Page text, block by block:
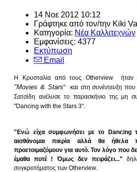
14 Νοε 2012 10:12
Γράφτηκε από τον/την Kiki
Κατηγορία: Νέα Καλλιτεχνών
Εμφανίσεις: 4377
Εκτύπωση
Email
Η Κρυσταλία από τους Otherview ήταν
"Movies & Stars" και στη συνέντευξη
Σατσίδη ανέλυσε το παρασκήνιο της μη
"Dancing with the Stars 3".
"Ενώ είχα συμφωνήσει με το Dancing
αισθάνομαι πικρία αλλά θα
προετοιμαζόμουν για αυτό. Τον λόγο που
έμαθα ποτέ ! Όμως δεν πειράζει..."
συγκροτήματος των Otherview.